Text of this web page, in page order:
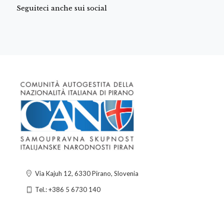
Seguiteci anche sui social
Via Kajuh 12, 6330 Pirano, Slovenia
Tel.: +386 5 6730 140